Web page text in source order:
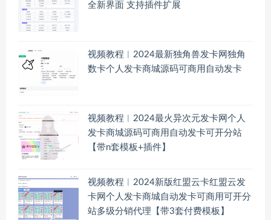
全新界面 支持插件扩展
视频教程︱2024最新独角兽发卡网独角
数卡个人发卡商城源码可商用自动发卡
视频教程︱2024最火异次元发卡网个人
发卡商城源码可商用自动发卡可开分站
【带n套模板+插件】
视频教程︱2024新版红盟云卡红盟云发
卡网个人发卡商城自动发卡可商用可开分
站多级分销代理【带3套付费模板】